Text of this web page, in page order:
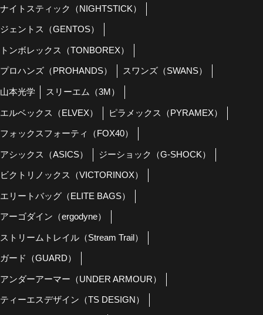
ナイトスティック（NIGHTSTICK）
ジェントス（GENTOS）
トンボレックス（TONBOREX）
プロハンズ（PROHANDS） スワンズ（SWANS）
山本光学 スリーエム（3M）
エルベックス（ELVEX） ピラメックス（PYRAMEX）
フォックスフォーティ（FOX40）
アシックス（ASICS） ジーショック（G-SHOCK）
ビクトリノックス（VICTORINOX）
エリートバッグ（ELITE BAGS）
アーゴダイン（ergodyne）
ストリームトレイル（Stream Trail）
ガード（GUARD）
アンダーアーマー（UNDER ARMOUR）
ティーエスデザイン（TS DESIGN）